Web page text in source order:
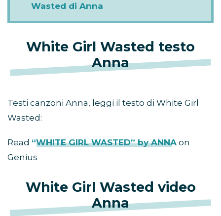
Wasted di Anna
White Girl Wasted testo
Anna
Testi canzoni Anna, leggi il testo di White Girl
Wasted:
Read “WHITE GIRL WASTED” by ANNA on
Genius
White Girl Wasted video
Anna